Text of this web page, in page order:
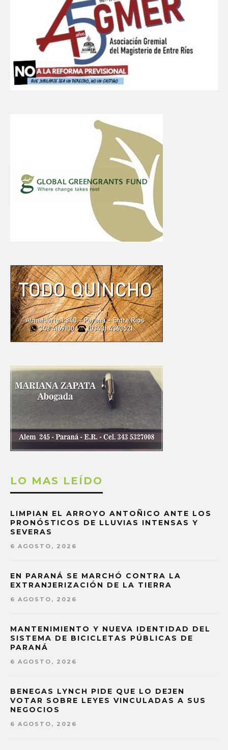
LO MAS LEÍDO
LIMPIAN EL ARROYO ANTOÑICO ANTE LOS
PRONÓSTICOS DE LLUVIAS INTENSAS Y
SEVERAS
6 AGOSTO, 2026
EN PARANÁ SE MARCHÓ CONTRA LA
EXTRANJERIZACIÓN DE LA TIERRA
6 AGOSTO, 2026
MANTENIMIENTO Y NUEVA IDENTIDAD DEL
SISTEMA DE BICICLETAS PÚBLICAS DE
PARANÁ
6 AGOSTO, 2026
BENEGAS LYNCH PIDE QUE LO DEJEN
VOTAR SOBRE LEYES VINCULADAS A SUS
NEGOCIOS
6 AGOSTO, 2026